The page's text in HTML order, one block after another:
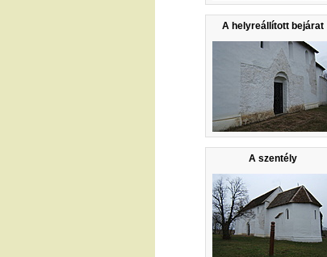
A helyreállított bejárat
A szentély